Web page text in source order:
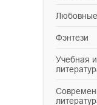
фэнтези
учебная и научная
современная русская